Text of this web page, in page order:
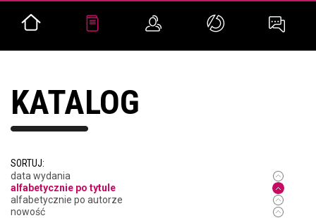
KATALOG
SORTUJ:
data wydania
alfabetycznie po tytule
alfabetycznie po autorze
nowość